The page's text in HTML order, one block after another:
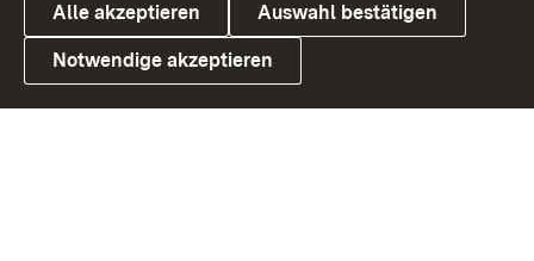
Link zum Landesportal
Alle akzeptieren Auswahl bestätigen
Notwendige akzeptieren